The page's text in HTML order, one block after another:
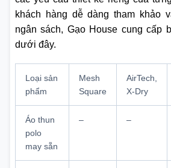
khách hàng dễ dàng tham khảo
ngân sách, Gạo House cung cấp
dưới đây.
Loại sản
phẩm
Mesh
Square
AirTech,
X-Dry
Áo thun
polo
may sẵn
– –